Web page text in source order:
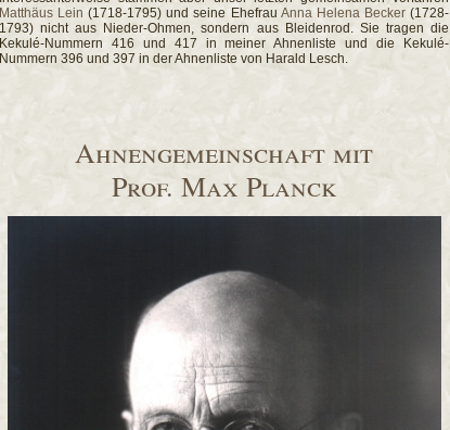
Matthäus Lein (1718-1795) und seine Ehefrau Anna Helena Becker(1728-
1793) nicht aus Nieder-Ohmen, sondern aus Bleidenrod. Sie tragen die
Kekulé-Nummern 416 und 417 in meiner Ahnenliste und die Kekulé-
Nummern 396 und 397 in der Ahnenliste von Harald Lesch.
Ahnengemeinschaft mit
Prof. Max Planck